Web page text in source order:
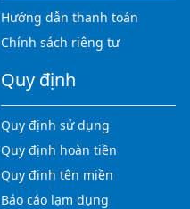
Hướng dẫn thanh toán
Chính sách riêng tư
Quy định
Quy định sử dụng
Quy định hoàn tiền
Quy định tên miền
Báo cáo lạm dụng